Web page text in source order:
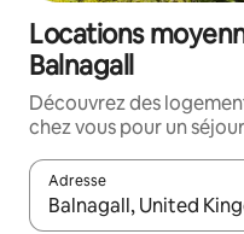
Locations
Balnagall
Découvrez des
chez vous pour un
Adresse
Lorsque les résultats